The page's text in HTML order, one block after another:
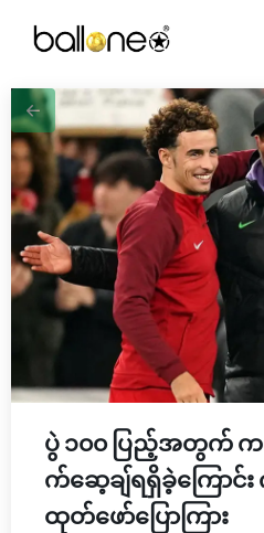
ပွဲ ၁၀၀ ပြည့်အတွက်
က်ဆေ့ချ်ရရှိခဲ့ကြောင်
ထုတ်ဖော်ပြောကြား